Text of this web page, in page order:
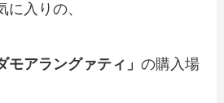
に入りの、
モアラングァティ」の購入場